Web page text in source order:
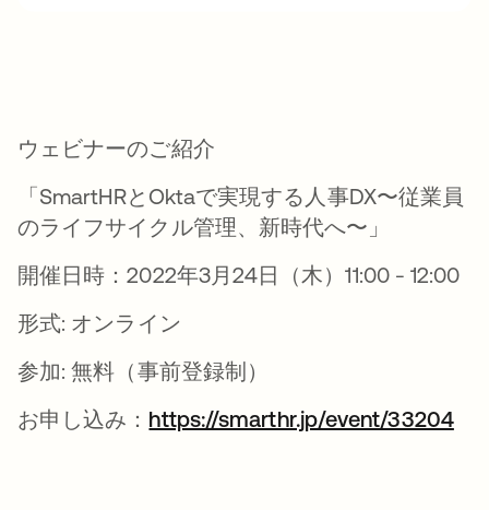
ウェビナーのご紹介
「SmartHRとOktaで実現する人事DX〜従業員
のライフサイクル管理、新時代へ〜」
開催日時：2022年3月24日（木）11:00 - 12:00
形式: オンライン
参加: 無料（事前登録制）
お申し込み： https://smarthr.jp/event/33204新